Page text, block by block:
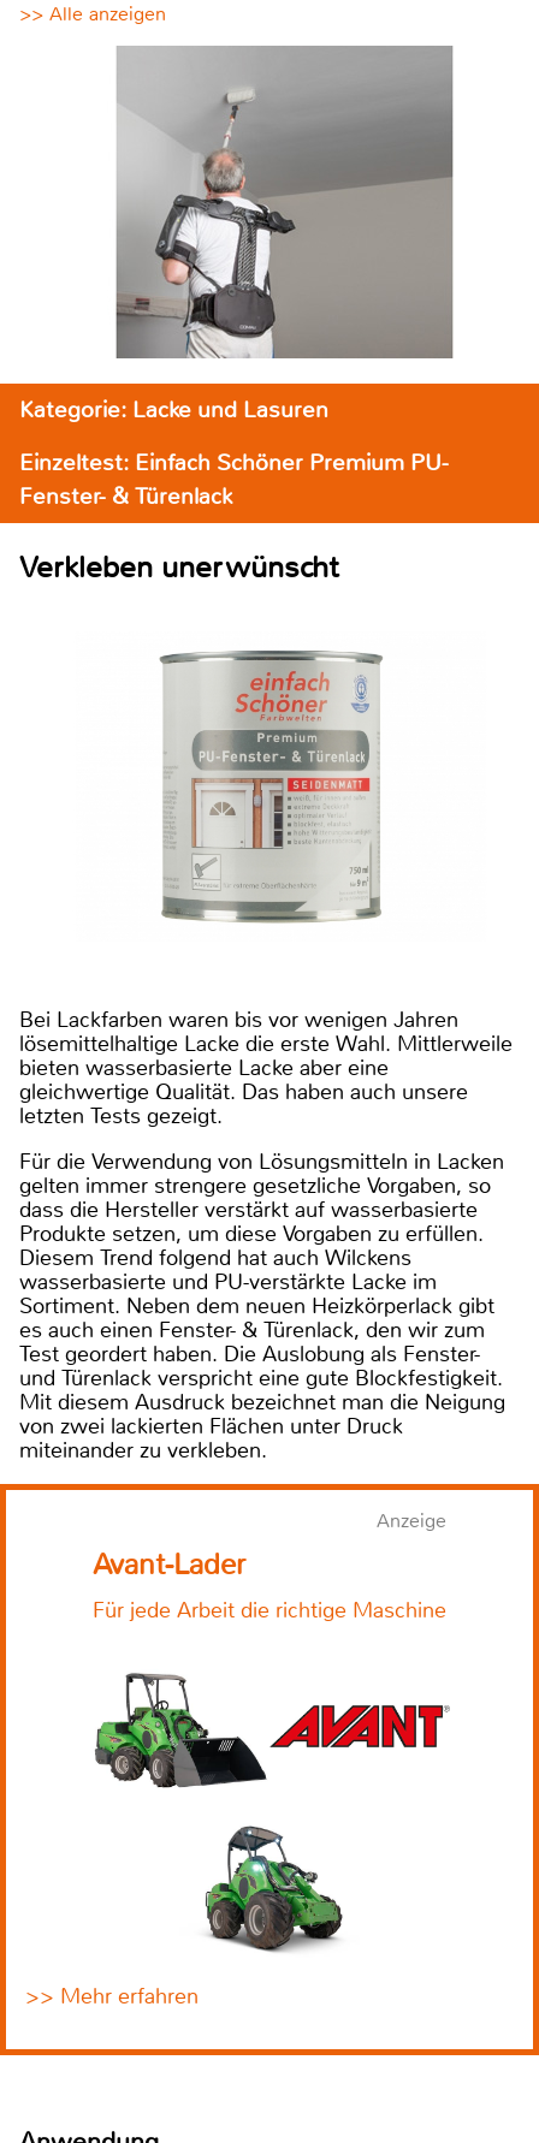
>> Alle anzeigen
Kategorie: Lacke und Lasuren
Einzeltest: Einfach Schöner Premium PU-
Fenster- & Türenlack
Verkleben unerwünscht
Bei Lackfarben waren bis vor wenigen Jahren
lösemittelhaltige Lacke die erste Wahl. Mittlerweile
bieten wasserbasierte Lacke aber eine
gleichwertige Qualität. Das haben auch unsere
letzten Tests gezeigt.
Für die Verwendung von Lösungsmitteln in Lacken
gelten immer strengere gesetzliche Vorgaben, so
dass die Hersteller verstärkt auf wasserbasierte
Produkte setzen, um diese Vorgaben zu erfüllen.
Diesem Trend folgend hat auch Wilckens
wasserbasierte und PU-verstärkte Lacke im
Sortiment. Neben dem neuen Heizkörperlack gibt
es auch einen Fenster- & Türenlack, den wir zum
Test geordert haben. Die Auslobung als Fenster-
und Türenlack verspricht eine gute Blockfestigkeit.
Mit diesem Ausdruck bezeichnet man die Neigung
von zwei lackierten Flächen unter Druck
miteinander zu verkleben.
Anzeige
Avant-Lader
Für jede Arbeit die richtige Maschine
>> Mehr erfahren